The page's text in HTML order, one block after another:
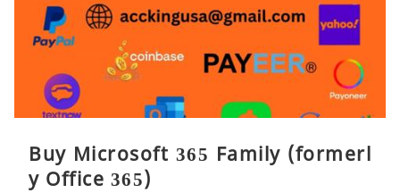
Buy Microsoft 365 Family (formerl
y Office 365)